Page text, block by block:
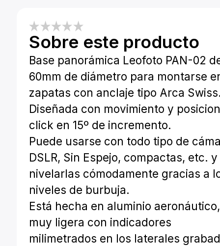
Sobre este producto
Base panorámica Leofoto PAN-02
60mm de diámetro para montarse
zapatas con anclaje tipo Arca
Diseñada con movimiento y
click en 15º de incremento.
Puede usarse con todo tipo de
DSLR, Sin Espejo, compactas, etc. y
nivelarlas cómodamente gracias a
niveles de burbuja.
Está hecha en aluminio aeronáutico,
muy ligera con indicadores
milimetrados en los laterales